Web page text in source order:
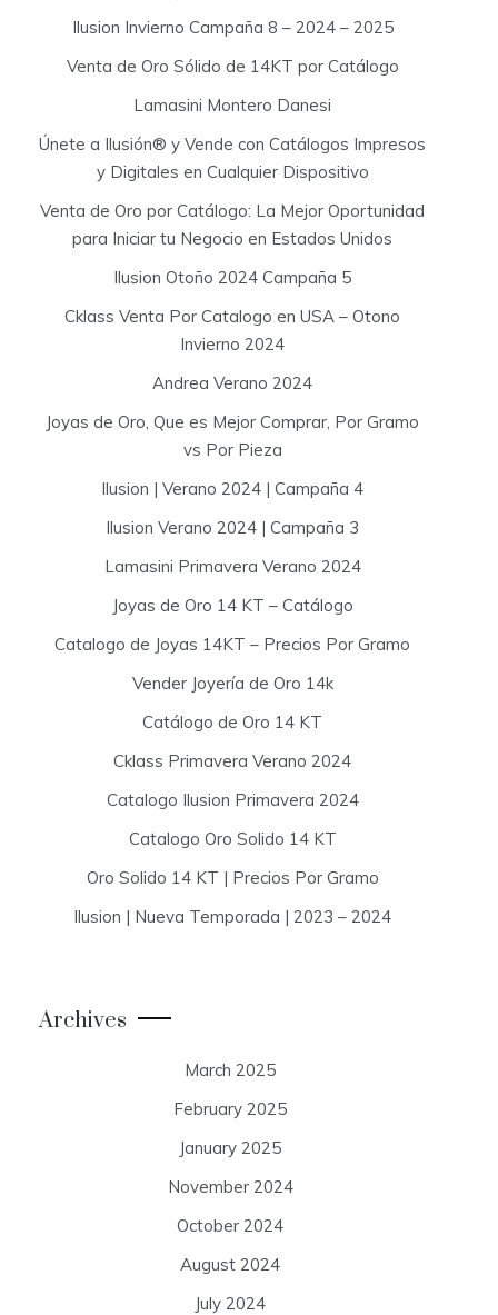
Ilusion Invierno Campaña 8 – 2024 – 2025
Venta de Oro Sólido de 14KT por Catálogo
Lamasini Montero Danesi
Únete a Ilusión® y Vende con Catálogos Impresos
y Digitales en Cualquier Dispositivo
Venta de Oro por Catálogo: La Mejor Oportunidad
para Iniciar tu Negocio en Estados Unidos
Ilusion Otoño 2024 Campaña 5
Cklass Venta Por Catalogo en USA – Otono
Invierno 2024
Andrea Verano 2024
Joyas de Oro, Que es Mejor Comprar, Por Gramo
vs Por Pieza
Ilusion | Verano 2024 | Campaña 4
Ilusion Verano 2024 | Campaña 3
Lamasini Primavera Verano 2024
Joyas de Oro 14 KT – Catálogo
Catalogo de Joyas 14KT – Precios Por Gramo
Vender Joyería de Oro 14k
Catálogo de Oro 14 KT
Cklass Primavera Verano 2024
Catalogo Ilusion Primavera 2024
Catalogo Oro Solido 14 KT
Oro Solido 14 KT | Precios Por Gramo
Ilusion | Nueva Temporada | 2023 – 2024
Archives
March 2025
February 2025
January 2025
November 2024
October 2024
August 2024
July 2024